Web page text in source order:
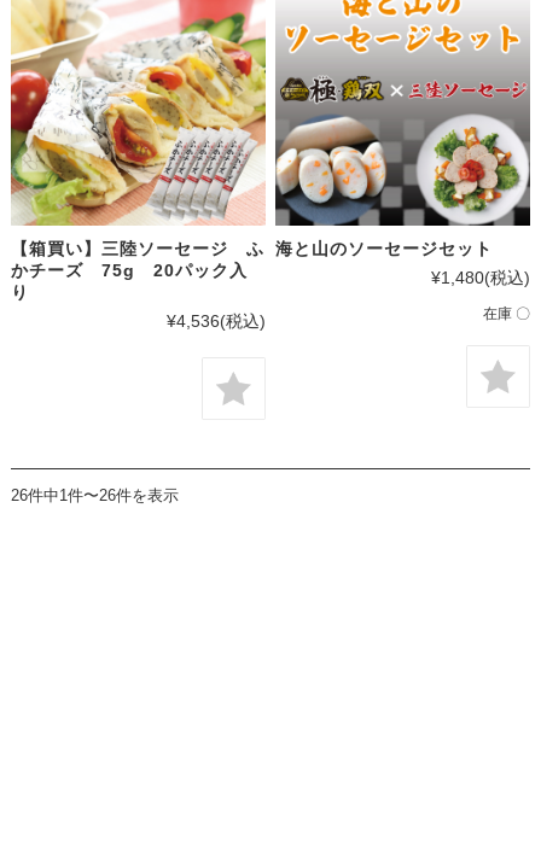
【箱買い】三陸ソーセージ ふ
かチーズ 75g 20パック入
り
¥4,536(税込)
海と山のソーセージセット
¥1,480(税込)
在庫 〇
26件中1件〜26件を表示